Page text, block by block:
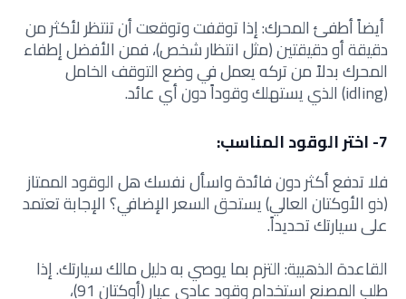
أيضاً أطفئ المحرك: إذا توقفت وتوقعت أن تنتظر لأكثر من
دقيقة أو دقيقتين (مثل انتظار شخص)، فمن الأفضل إطفاء
المحرك بدلاً من تركه يعمل في وضع التوقف الخامل
(idling) الذي يستهلك وقوداً دون أي عائد.
7- اختر الوقود المناسب:
فلا تدفع أكثر دون فائدة واسأل نفسكهل الوقود الممتاز
(ذو الأوكتان العالي) يستحق السعر الإضافي؟ الإجابة تعتمد
على سيارتك تحديداً.
القاعدة الذهبية:التزم بما يوصي به دليل مالك سيارتك. إذا
طلب المصنع استخدام وقود عادي عيار (أوكتان 91)،